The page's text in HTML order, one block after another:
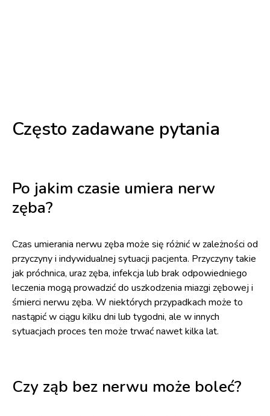
Często zadawane pytania
Po jakim czasie umiera nerw
zęba?
Czas umierania nerwu zęba może się różnić w zależności od
przyczyny i indywidualnej sytuacji pacjenta. Przyczyny takie
jak próchnica, uraz zęba, infekcja lub brak odpowiedniego
leczenia mogą prowadzić do uszkodzenia miazgi zębowej i
śmierci nerwu zęba. W niektórych przypadkach może to
nastąpić w ciągu kilku dni lub tygodni, ale w innych
sytuacjach proces ten może trwać nawet kilka lat.
Czy ząb bez nerwu może boleć?